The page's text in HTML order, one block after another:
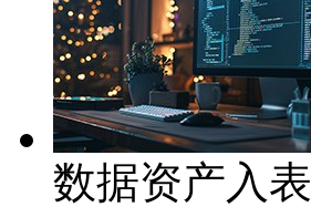
数据资产入表